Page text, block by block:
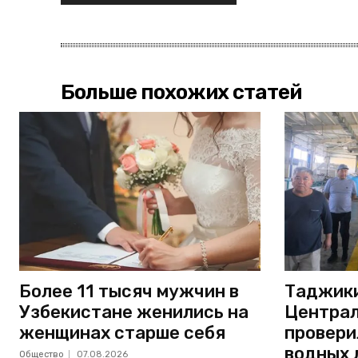
Больше похожих статей
Более 11 тысяч мужчин в
Узбекистане женились на
женщинах старше себя
Общество 07.08.2026